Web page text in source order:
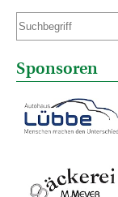
Sponsoren